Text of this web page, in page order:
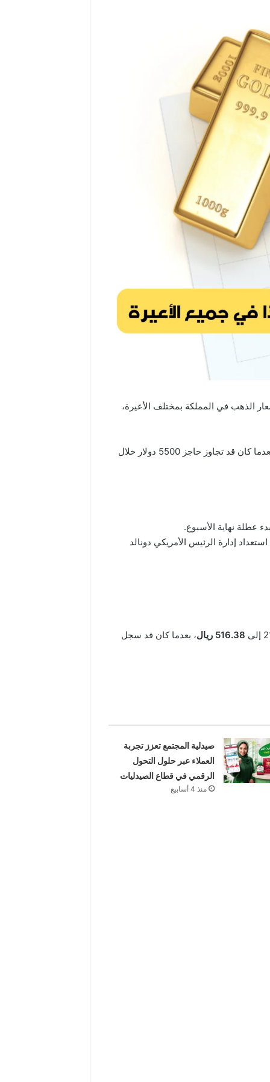
السبت 12-8-1447، حيث تراجعت أسعار الذهب في المملكة بمختلف الأعيرة،
وجاء هذا التراجع بعد أن فقد الذهب عالميًا جزءًا كبيرًا من مكاسبه، ليتراجع إلى مستويات أقل من 4900 دولار للأوقية، بعدما كان قد تجاوز حاجز 5500 دولار خلال
عطلة نهاية الأسبوع.
عقب تقارير تحدثت عن استعداد إدارة الرئيس الأمريكي دونالد
516.38 ريال ، بعدما كان قد سجل
صيدلية المجتمع تعزز تجربة
العملاء عبر حلول التحول
الرقمي في قطاع الصيدليات
منذ 4 أسابيع